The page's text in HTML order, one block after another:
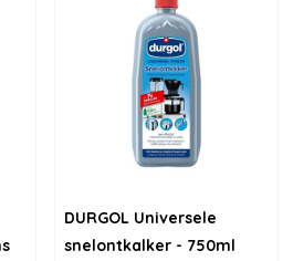
DURGOL Universele
snelontkalker - 750ml